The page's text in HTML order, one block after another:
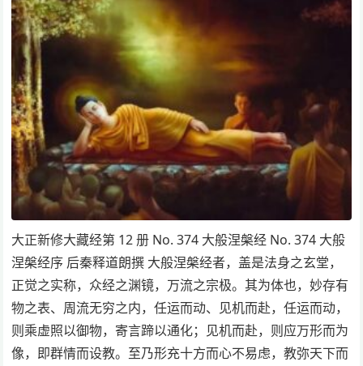
大正新修大藏经第 12 册 No. 374 大般涅槃经 No. 374 大般
涅槃经序 后秦释道朗撰 大般涅槃经者，盖是法身之玄堂，
正觉之实称，众经之渊镜，万流之宗极。其为体也，妙存有
物之表、周流无穷之内，任运而动、见机而赴，任运而动，
则乘虚照以御物，寄言蹄以通化；见机而赴，则应万形而为
像，即群情而设教。至乃形充十方而心不易虑，教弥天下而